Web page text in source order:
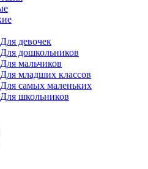
девочек
дошкольников
мальчиков
младших классов
самых маленьких
школьников